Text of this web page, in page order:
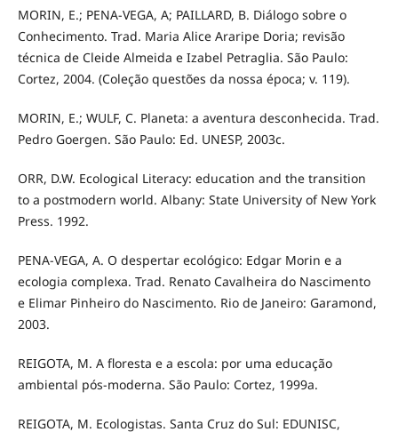
MORIN, E.; PENA-VEGA, A; PAILLARD, B. Diálogo sobre o
Conhecimento. Trad. Maria Alice Araripe Doria; revisão
técnica de Cleide Almeida e Izabel Petraglia. São Paulo:
Cortez, 2004. (Coleção questões da nossa época; v. 119).
MORIN, E.; WULF, C. Planeta: a aventura desconhecida. Trad.
Pedro Goergen. São Paulo: Ed. UNESP, 2003c.
ORR, D.W. Ecological Literacy: education and the transition
to a postmodern world. Albany: State University of New York
Press. 1992.
PENA-VEGA, A. O despertar ecológico: Edgar Morin e a
ecologia complexa. Trad. Renato Cavalheira do Nascimento
e Elimar Pinheiro do Nascimento. Rio de Janeiro: Garamond,
2003.
REIGOTA, M. A floresta e a escola: por uma educação
ambiental pós-moderna. São Paulo: Cortez, 1999a.
REIGOTA, M. Ecologistas. Santa Cruz do Sul: EDUNISC,